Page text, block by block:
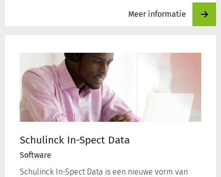
Meer informatie
Schulinck In-Spect Data
Software
Schulinck In-Spect Data is een nieuwe vorm van
informatie
Schulinck
Spect
Data